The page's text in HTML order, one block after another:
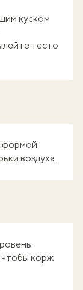
куском
тесто
формой
воздуха.
чтобы корж